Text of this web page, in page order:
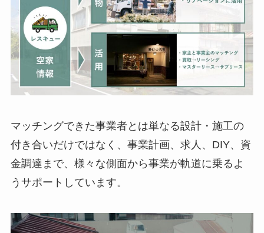
マッチングできた事業者とは単なる設計・施工の
付き合いだけではなく、事業計画、求人、DIY、資
金調達まで、様々な側面から事業が軌道に乗るよ
うサポートしています。